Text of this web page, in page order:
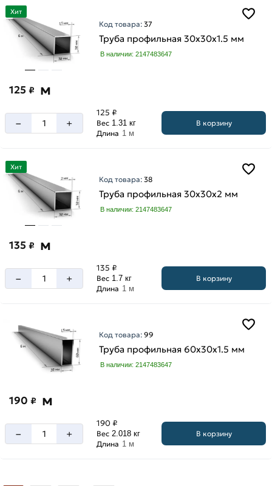
Хит
Код товара:37
Труба профильная 30х30х1.5 мм
В наличии: 2147483647
125 ₽ м
– +
125 ₽
Вес 1.31 кг
Длина 1 м
В корзину
Хит
Код товара:38
Труба профильная 30х30х2 мм
В наличии: 2147483647
135 ₽ м
– +
135 ₽
Вес 1.7 кг
Длина 1 м
В корзину
Код товара:99
Труба профильная 60х30х1.5 мм
В наличии: 2147483647
190 ₽ м
– +
190 ₽
Вес 2.018 кг
Длина 1 м
В корзину